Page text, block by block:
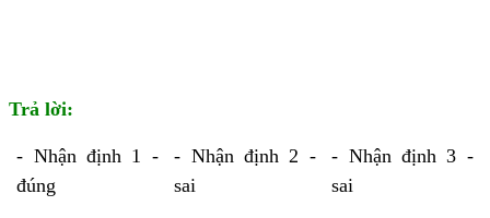
Trả lời:
- Nhận định 1 -
đúng
- Nhận định 2 -
sai
- Nhận định 3 -
sai